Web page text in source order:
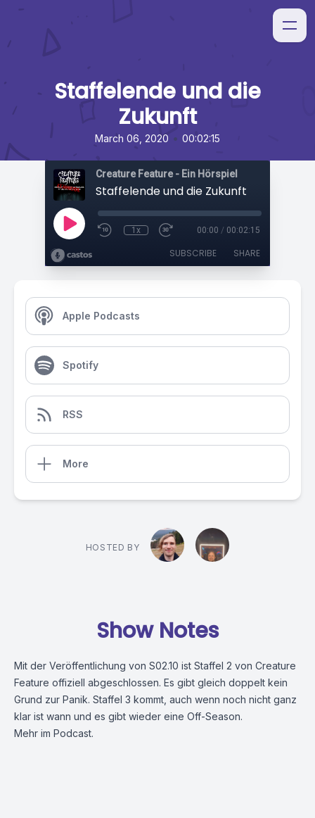
Staffelende und die
Zukunft
March 06, 2020 • 00:02:15
Creature Feature - Ein Hörspiel
Staffelende und die Zukunft
1x 00:00 / 00:02:15
SUBSCRIBE SHARE
Apple Podcasts
Spotify
RSS
More
HOSTED BY
Show Notes
Mit der Veröffentlichung von S02.10 ist Staffel 2 von Creature
Feature offiziell abgeschlossen. Es gibt gleich doppelt kein
Grund zur Panik. Staffel 3 kommt, auch wenn noch nicht ganz
klar ist wann und es gibt wieder eine Off-Season.
Mehr im Podcast.